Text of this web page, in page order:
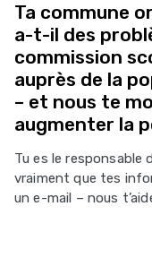
Ta commune
a-t-il des
commission
auprès de la
– et nous te
augmenter la
Tu es le responsable
vraiment que tes
un e-mail – nous